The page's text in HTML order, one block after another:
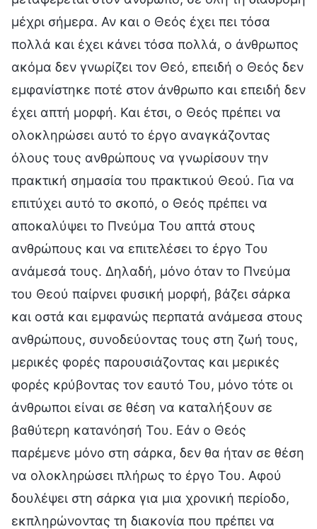
μέχρι σήμερα. Αν και ο Θεός έχει πει τόσα
πολλά και έχει κάνει τόσα πολλά, ο άνθρωπος
ακόμα δεν γνωρίζει τον Θεό, επειδή ο Θεός δεν
εμφανίστηκε ποτέ στον άνθρωπο και επειδή δεν
έχει απτή μορφή. Και έτσι, ο Θεός πρέπει να
ολοκληρώσει αυτό το έργο αναγκάζοντας
όλους τους ανθρώπους να γνωρίσουν την
πρακτική σημασία του πρακτικού Θεού. Για να
επιτύχει αυτό το σκοπό, ο Θεός πρέπει να
αποκαλύψει το Πνεύμα Του απτά στους
ανθρώπους και να επιτελέσει το έργο Του
ανάμεσά τους. Δηλαδή, μόνο όταν το Πνεύμα
του Θεού παίρνει φυσική μορφή, βάζει σάρκα
και οστά και εμφανώς περπατά ανάμεσα στους
ανθρώπους, συνοδεύοντας τους στη ζωή τους,
μερικές φορές παρουσιάζοντας και μερικές
φορές κρύβοντας τον εαυτό Του, μόνο τότε οι
άνθρωποι είναι σε θέση να καταλήξουν σε
βαθύτερη κατανόησή Του. Εάν ο Θεός
παρέμενε μόνο στη σάρκα, δεν θα ήταν σε θέση
να ολοκληρώσει πλήρως το έργο Του. Αφού
δουλέψει στη σάρκα για μια χρονική περίοδο,
εκπληρώνοντας τη διακονία που πρέπει να